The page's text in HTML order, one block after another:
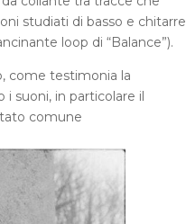
studiati di basso e chitarre
loop di “Balance”).
come testimonia la
i suoni, in particolare il
comune